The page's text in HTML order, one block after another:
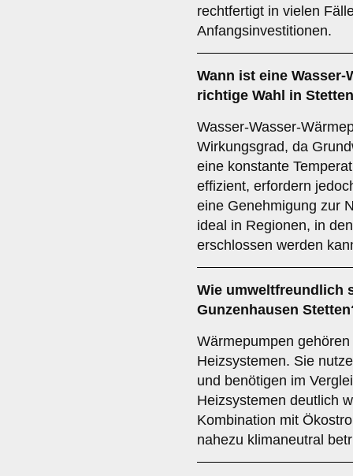
rechtfertigt in vielen
Anfangsinvestitionen.
Wann ist eine Wasser-
richtige Wahl in
Wasser-Wasser-
Wirkungsgrad, da
eine konstante
effizient, erfordern
eine Genehmigung zur
ideal in Regionen, in
erschlossen werden
Wie umweltfreundlich
Gunzenhausen
Wärmepumpen
Heizsystemen. Sie
und benötigen im
Heizsystemen deutlich
Kombination mit
nahezu klimaneutral